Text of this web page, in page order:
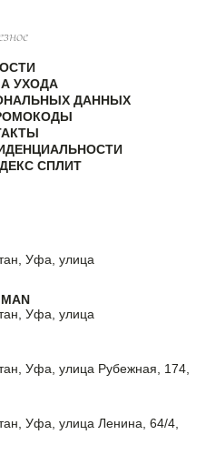
УХОДА
ДАННЫХ
СПЛИТ
Уфа, улица
Уфа, улица
Уфа, улица Рубежная, 174,
Уфа, улица Ленина, 64/4,